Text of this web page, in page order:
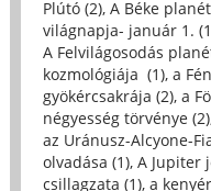
Plútó (2), A Béke
világnapja- január 1.
A Felvilágosodás
kozmológiája (1), a
gyökércsakrája (2), a
négyesség törvénye (2)
az Uránusz-Alcyone-
olvadása (1), A Jupiter
csillagzata (1), a